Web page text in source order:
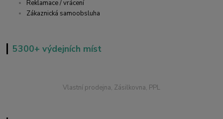
Reklamace / vrácení
Zákaznická samoobsluha
5300+ výdejních míst
Vlastní prodejna, Zásilkovna, PPL